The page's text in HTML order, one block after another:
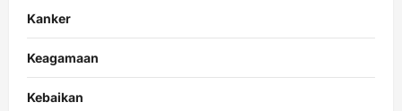
Kanker
Keagamaan
Kebaikan